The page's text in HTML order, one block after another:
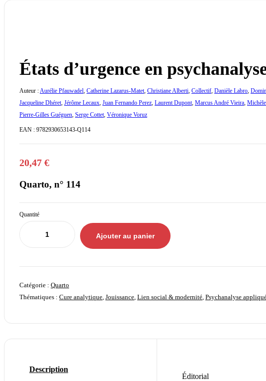
États d’urgence en
Auteur :Aurélie Pfauwadel, Catherine Lazarus-Matet, Christiane Alberti, Collectif, Danièle Labro,
Jacqueline Dhéret, Jérôme Lecaux, Juan Fernando Perez, Laurent Dupont, Marcus André Vieira,
Pierre-Gilles Guéguen, Serge Cottet, Véronique Voruz
EAN : 9782930653143-Q114
20,47 €
Quarto, n° 114
Quantité
Ajouter au panier
Catégorie : Quarto
Thématiques : Cure analytique Jouissance Lien social & modernité Psychanalyse
Description
Éditorial